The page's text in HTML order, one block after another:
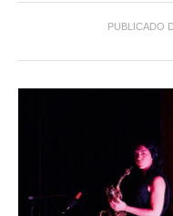
PUBLICADO